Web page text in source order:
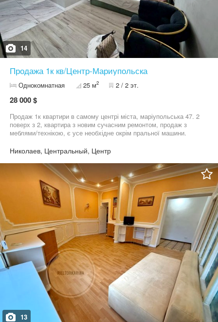
14
Продажа 1к кв/Центр-Мариупольска
Однокомнатная 25 м2 2 / 2 эт.
28 000 $
Продаж 1к квартири в самому центрі міста, маріупольська 47. 2
поверх з 2, квартира з новим сучасним ремонтом, продаж з
меблями/технікою, є усе необхідне окрім пральної машини.
обʼєкту , відправлю за потреби
Николаев, Центральный, Центр
13